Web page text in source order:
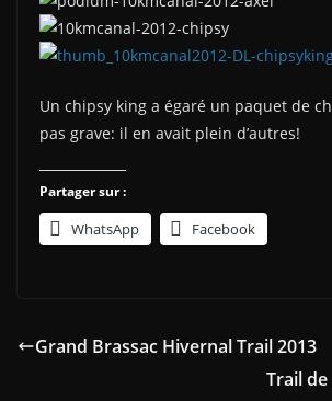
Un chipsy king a égaré un paquet de
pas grave: il en avait plein d’autres!
Partager sur :
WhatsApp Facebook
Grand Brassac Hivernal Trail 2013
Trail